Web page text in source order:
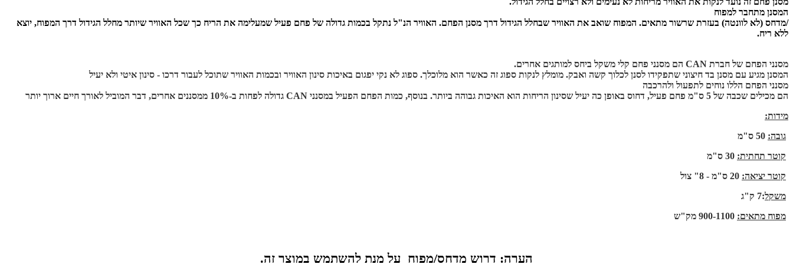
המסנן מתחבר למפוח
/מדחס (לא לוונטה) בעזרת שרשור מתאים. המפוח שואב את האוויר שבחלל הגידול דרך מסנן הפחם. האוויר הנ"ל נתקל בכמות גדולה של פחם פעיל שמעלימה את הריח כך שכל האוויר שיותר מחלל הגידול דרך המפוח, יוצא
ללא ריח.
מסנני הפחם של חברת CAN הם מסנני פחם קלי משקל ביחס למותגים אחרים.
המסנן מגיע עם מסנן בד חיצוני שתפקידו לסנן לכלוך קשה ואבק. מומלץ לנקות ספוג זה כאשר הוא מלוכלך. ספוג לא נקי יפגום באיכות סינון האוויר ובכמות האוויר שתוכל לעבור דרכו - סינון איטי ולא יעיל
מסנני הפחם הללו נוחים לתפעול ולהרכבה
הם מכילים שכבה של 5 ס"מ פחם פעיל, דחוס באופן כה יעיל שסינון הריחות הוא האיכות גבוהה ביותר. בנוסף, כמות הפחם הפעיל במסנני CAN גדולה לפחות ב-10% ממסננים אחרים, דבר המוביל לאורך חיים ארוך יותר
מידות:
גובה:
קוטר תחתית:
קוטר יציאה:
משקל:7 ק"ג
מפוח מתאים:
הערה: דרוש מדחס/מפוח על מנת להשתמש במוצר זה.